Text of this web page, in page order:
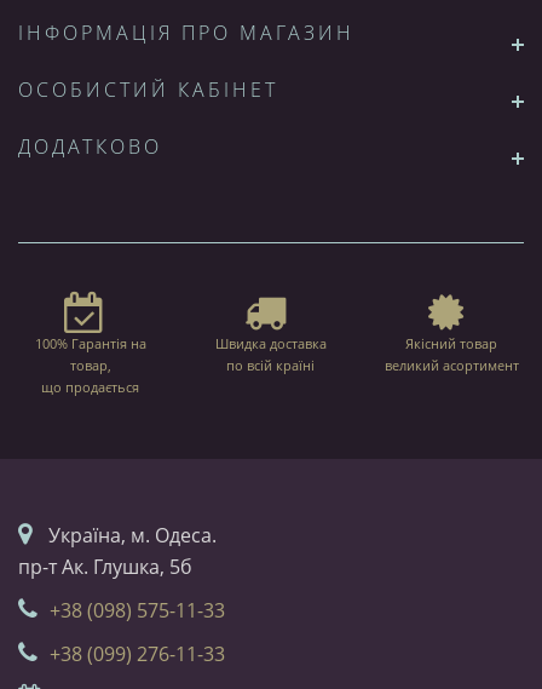
ІНФОРМАЦІЯ ПРО МАГАЗИН
ОСОБИСТИЙ КАБІНЕТ
ДОДАТКОВО
100% Гарантія на
товар,
що продається
Швидка доставка
по всій країні
Якісний товар
великий асортимент
Українa, м. Одеса.
пр-т Ак. Глушка, 5б
+38 (098) 575-11-33
+38 (099) 276-11-33